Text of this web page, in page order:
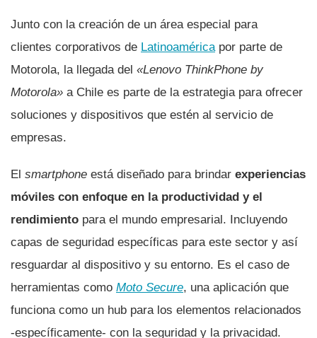
Junto con la creación de un área especial para
clientes corporativos de Latinoamérica por parte de
Motorola, la llegada del «Lenovo ThinkPhone by
Motorola» a Chile es parte de la estrategia para ofrecer
soluciones y dispositivos que estén al servicio de
empresas.
El smartphone está diseñado para brindar experiencias
móviles con enfoque en la productividad y el
rendimiento para el mundo empresarial. Incluyendo
capas de seguridad específicas para este sector y así
resguardar al dispositivo y su entorno. Es el caso de
herramientas como Moto Secure, una aplicación que
funciona como un hub para los elementos relacionados
-específicamente- con la seguridad y la privacidad.